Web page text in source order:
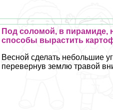
Под соломой, в пирамиде,
способы вырастить
Весной сделать небольшие
перевернув землю травой